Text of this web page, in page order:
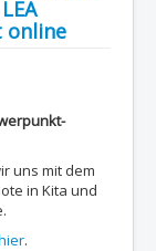
online
uns mit dem
in Kita und
.